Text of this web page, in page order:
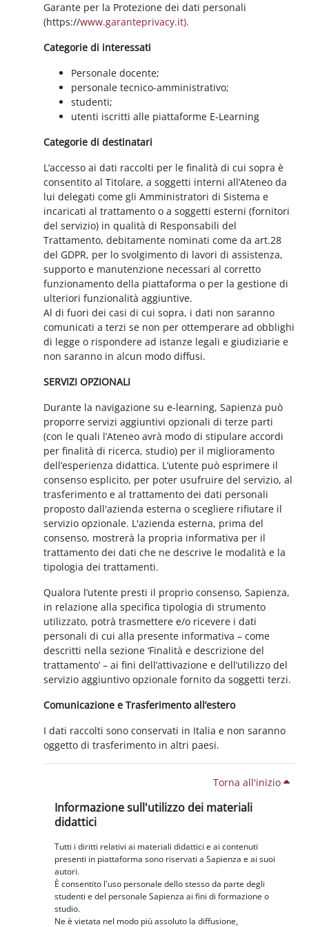
Garante per la Protezione dei dati personali
(https://www.garanteprivacy.it).
Categorie di interessati
Personale docente;
personale tecnico-amministrativo;
studenti;
utenti iscritti alle piattaforme E-Learning
Categorie di destinatari
L’accesso ai dati raccolti per le finalità di cui sopra è
consentito al Titolare, a soggetti interni all’Ateneo da
lui delegati come gli Amministratori di Sistema e
incaricati al trattamento o a soggetti esterni (fornitori
del servizio) in qualità di Responsabili del
Trattamento, debitamente nominati come da art.28
del GDPR, per lo svolgimento di lavori di assistenza,
supporto e manutenzione necessari al corretto
funzionamento della piattaforma o per la gestione di
ulteriori funzionalità aggiuntive.
Al di fuori dei casi di cui sopra, i dati non saranno
comunicati a terzi se non per ottemperare ad obblighi
di legge o rispondere ad istanze legali e giudiziarie e
non saranno in alcun modo diffusi.
SERVIZI OPZIONALI
Durante la navigazione su e-learning, Sapienza può
proporre servizi aggiuntivi opzionali di terze parti
(con le quali l’Ateneo avrà modo di stipulare accordi
per finalità di ricerca, studio) per il miglioramento
dell’esperienza didattica. L’utente può esprimere il
consenso esplicito, per poter usufruire del servizio, al
trasferimento e al trattamento dei dati personali
proposto dall'azienda esterna o scegliere rifiutare il
servizio opzionale. L'azienda esterna, prima del
consenso, mostrerà la propria informativa per il
trattamento dei dati che ne descrive le modalità e la
tipologia dei trattamenti.
Qualora l’utente presti il proprio consenso, Sapienza,
in relazione alla specifica tipologia di strumento
utilizzato, potrà trasmettere e/o ricevere i dati
personali di cui alla presente informativa – come
descritti nella sezione ‘Finalità e descrizione del
trattamento’ – ai fini dell’attivazione e dell’utilizzo del
servizio aggiuntivo opzionale fornito da soggetti terzi.
Comunicazione e Trasferimento all’estero
I dati raccolti sono conservati in Italia e non saranno
oggetto di trasferimento in altri paesi.
Torna all'inizio
Blocchi
Informazione sull'utilizzo dei materiali
didattici
Tutti i diritti relativi ai materiali didattici e ai contenuti
presenti in piattaforma sono riservati a Sapienza e ai suoi
autori.
È consentito l'uso personale dello stesso da parte degli
studenti e del personale Sapienza ai fini di formazione o
studio.
Ne è vietata nel modo più assoluto la diffusione,